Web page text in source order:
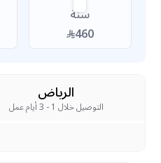
سنة
460
الرياض
التوصيل خلال 1 - 3 أيام عمل